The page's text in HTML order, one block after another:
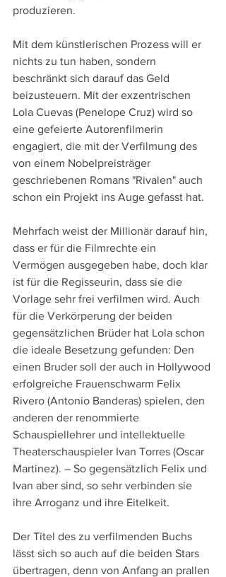
produzieren.
Mit dem künstlerischen Prozess will er
nichts zu tun haben, sondern
beschränkt sich darauf das Geld
beizusteuern. Mit der exzentrischen
Lola Cuevas (Penelope Cruz) wird so
eine gefeierte Autorenfilmerin
engagiert, die mit der Verfilmung des
von einem Nobelpreisträger
geschriebenen Romans "Rivalen" auch
schon ein Projekt ins Auge gefasst hat.
Mehrfach weist der Millionär darauf hin,
dass er für die Filmrechte ein
Vermögen ausgegeben habe, doch klar
ist für die Regisseurin, dass sie die
Vorlage sehr frei verfilmen wird. Auch
für die Verkörperung der beiden
gegensätzlichen Brüder hat Lola schon
die ideale Besetzung gefunden: Den
einen Bruder soll der auch in Hollywood
erfolgreiche Frauenschwarm Felix
Rivero (Antonio Banderas) spielen, den
anderen der renommierte
Schauspiellehrer und intellektuelle
Theaterschauspieler Ivan Torres (Oscar
Martinez). – So gegensätzlich Felix und
Ivan aber sind, so sehr verbinden sie
ihre Arroganz und ihre Eitelkeit.
Der Titel des zu verfilmenden Buchs
lässt sich so auch auf die beiden Stars
übertragen, denn von Anfang an prallen